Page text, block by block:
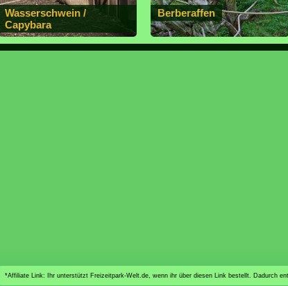
Wasserschwein /
Capybara
Berberaffen
*Affiliate Link: Ihr unterstützt Freizeitpark-Welt.de, wenn ihr über diesen Link bestellt. Dadurch